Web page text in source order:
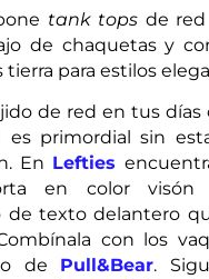
tank tops de
de chaquetas y
para estilos
de red en tus días
es primordial sin
En Lefties
en color
de texto delantero
con los
de Pull&Bear.